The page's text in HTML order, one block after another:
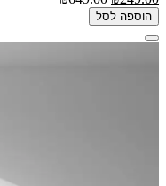
הוספה לסל